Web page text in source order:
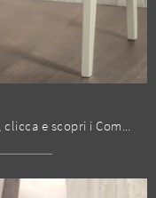
Se vuoi sapere di più sul modello Vega, clicca e scopri i Comodini e comò Le Fablier ideali per la tua camera da letto.